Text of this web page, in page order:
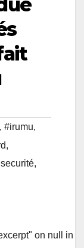
, #irumu,
,
,
on null in